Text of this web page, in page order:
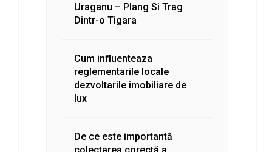
Uraganu – Plang Si Trag
Dintr-o Tigara
Cum influenteaza
reglementarile locale
dezvoltarile imobiliare de
lux
De ce este importantă
colectarea corectă a